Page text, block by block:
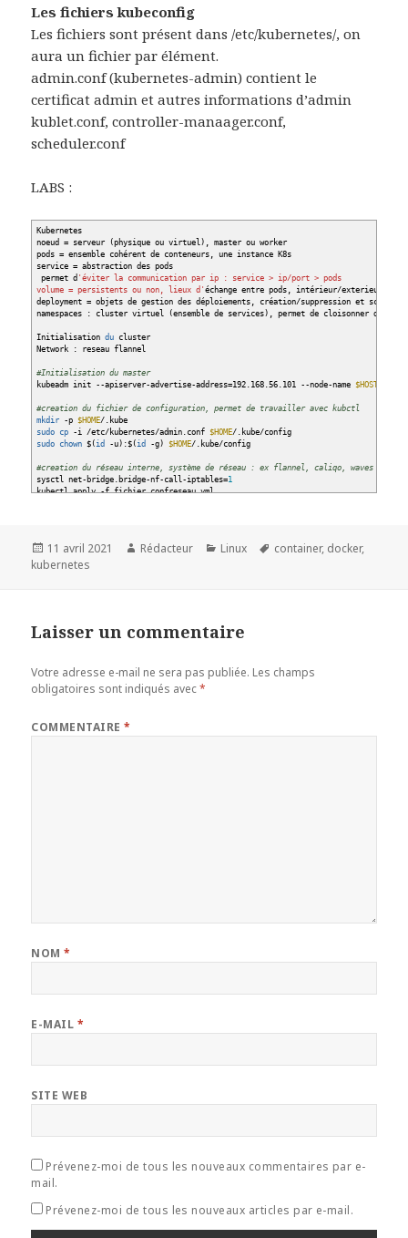
Les fichiers kubeconfig
Les fichiers sont présent dans /etc/kubernetes/, on
aura un fichier par élément.
admin.conf (kubernetes-admin) contient le
certificat admin et autres informations d’admin
kublet.conf, controller-manaager.conf,
scheduler.conf
LABS :
Kubernetes
noeud = serveur
(physique ou virtuel) , master ou worker
pods = ensemble cohérent de conteneurs, une instance K8s
service = abstraction des pods
permet d 'éviter la communication par ip : service > ip/port > pods
volume = persistents ou non, lieux d'échange entre pods, intérieur/exterieur de
deployment = objets de gestion des déploiements, création/suppression et scaling
namespaces : cluster virtuel
(ensemble de services) , permet de cloisonner dans
Initialisationdu cluster
Network : reseau flannel
#Initialisation du master
kubeadm init --apiserver-advertise-address=192.168.56.101 --node-name $HOSTNAME
#creation du fichier de configuration, permet de travailler avec kubctl
mkdir -p $HOME/ .kube
sudo cp -i /etc/kubernetes/admin.conf$HOME/ .kube/config
sudo chown $ (id -u) :$ (id -g) $HOME/ .kube/config
#creation du réseau interne, système de réseau : ex flannel, caliqo, waves
sysctl net-bridge.bridge-nf-call-iptables=1
kubectl apply-ffichier confreseau.yml
kubctl get pods--all-namespace
kubectl get nodes
Publié
le
11 avril 2021 Auteur
Rédacteur Catégories
Linux
Mots-
container, docker,
kubernetes
Laisser un commentaire
Votre adresse e-mail ne sera pas publiée. Les champs
obligatoires sont indiqués avec*
COMMENTAIRE*
NOM*
E-MAIL *
SITE WEB
Prévenez-moi de tous les nouveaux commentaires par e-
mail.
Prévenez-moi de tous les nouveaux articles par e-mail.